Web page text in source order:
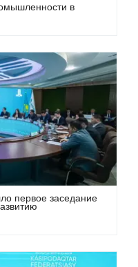
в
первое заседание